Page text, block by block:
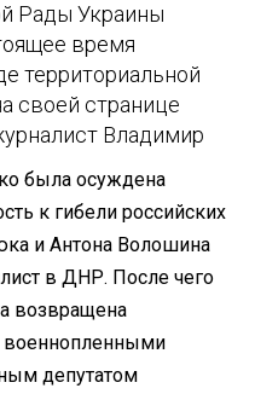
Рады Украины
время
территориальной
своей странице
Владимир
была осуждена
к гибели российских
и Антона Волошина
в ДНР. После чего
возвращена
военнопленными
депутатом